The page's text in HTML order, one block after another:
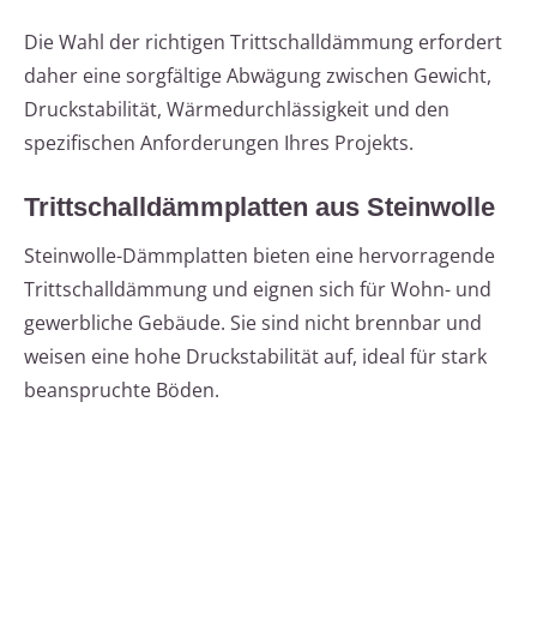
Die Wahl der richtigen Trittschalldämmung erfordert
daher eine sorgfältige Abwägung zwischen Gewicht,
Druckstabilität, Wärmedurchlässigkeit und den
spezifischen Anforderungen Ihres Projekts.
Trittschalldämmplatten aus Steinwolle
Steinwolle-Dämmplatten bieten eine hervorragende
Trittschalldämmung und eignen sich für Wohn- und
gewerbliche Gebäude. Sie sind nicht brennbar und
weisen eine hohe Druckstabilität auf, ideal für stark
beanspruchte Böden.